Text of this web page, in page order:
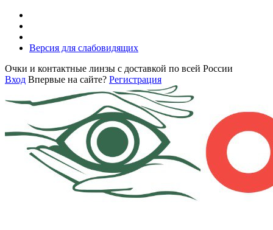
Версия для слабовидящих
Очки и контактные линзы с доставкой по всей России
Вход Впервые на сайте? Регистрация